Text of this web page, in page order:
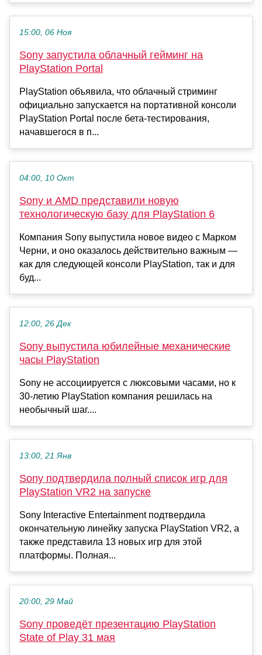
15:00, 06 Ноя
Sony запустила облачный гейминг на
PlayStation Portal
PlayStation объявила, что облачный стриминг
официально запускается на портативной консоли
PlayStation Portal после бета-тестирования,
начавшегося в п...
04:00, 10 Окт
Sony и AMD представили новую
технологическую базу для PlayStation 6
Компания Sony выпустила новое видео с Марком
Черни, и оно оказалось действительно важным —
как для следующей консоли PlayStation, так и для
буд...
12:00, 26 Дек
Sony выпустила юбилейные механические
часы PlayStation
Sony не ассоциируется с люксовыми часами, но к
30-летию PlayStation компания решилась на
необычный шаг....
13:00, 21 Янв
Sony подтвердила полный список игр для
PlayStation VR2 на запуске
Sony Interactive Entertainment подтвердила
окончательную линейку запуска PlayStation VR2, а
также представила 13 новых игр для этой
платформы. Полная...
20:00, 29 Май
Sony проведёт презентацию PlayStation
State of Play 31 мая